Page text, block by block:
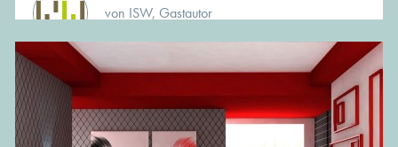
von ISW, Gastautor